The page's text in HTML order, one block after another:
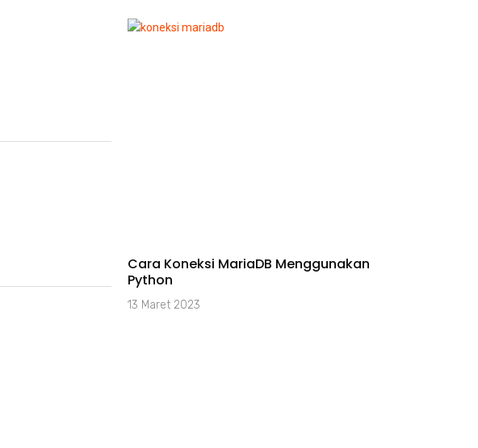
Cara Koneksi MariaDB Menggunakan
Python
13 Maret 2023